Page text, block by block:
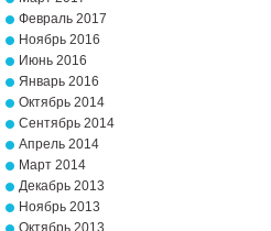
Февраль 2017
Ноябрь 2016
Июнь 2016
Январь 2016
Октябрь 2014
Сентябрь 2014
Апрель 2014
Март 2014
Декабрь 2013
Ноябрь 2013
Октябрь 2013